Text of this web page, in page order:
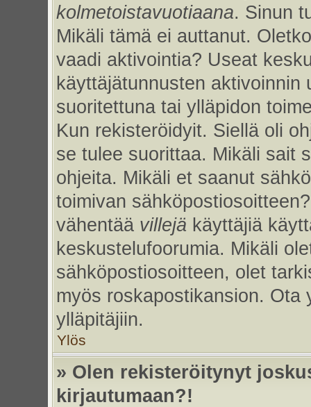
kolmetoistavuotiaana. Sinun
Mikäli tämä ei auttanut.
vaadi aktivointia? Useat
käyttäjätunnusten
suoritettuna tai ylläpidon
Kun rekisteröidyit. Siellä oli
se tulee suorittaa. Mikäli sait
ohjeita. Mikäli et saanut
toimivan
vähentää villejä käyttäjiä
keskustelufoorumia. Mikäli
sähköpostiosoitteen, olet
myös roskapostikansion. Ota
ylläpitäjiin.
Ylös
» Olen rekisteröitynyt
kirjautumaan?!